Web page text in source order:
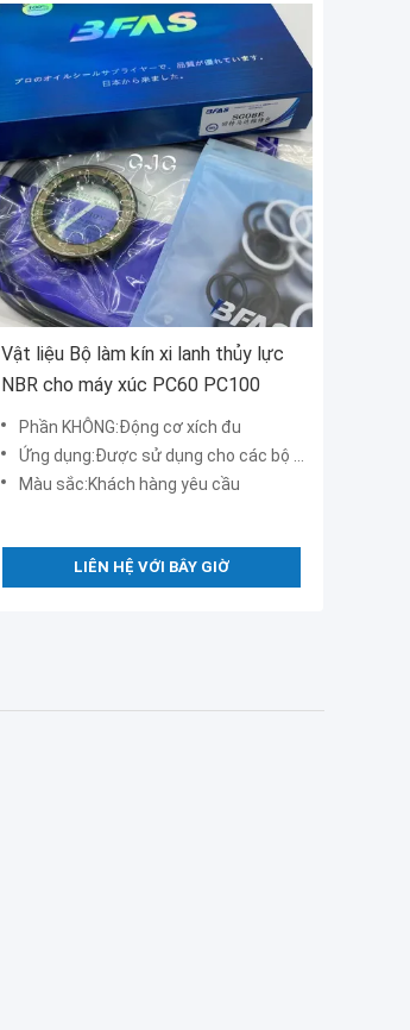
Vật liệu Bộ làm kín xi lanh thủy lực
NBR cho máy xúc PC60 PC100
Phần KHÔNG:Động cơ xích đu
Ứng dụng:Được sử dụng cho các bộ phận thay thế máy xúc
Màu sắc:Khách hàng yêu cầu
LIÊN HỆ VỚI BÂY GIỜ